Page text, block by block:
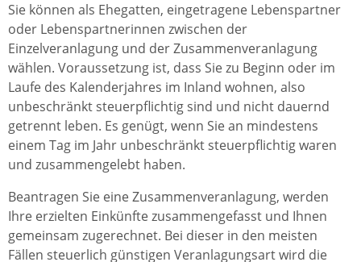
Sie können als Ehegatten, eingetragene Lebenspartner
oder Lebenspartnerinnen zwischen der
Einzelveranlagung und der Zusammenveranlagung
wählen. Voraussetzung ist, dass Sie zu Beginn oder im
Laufe des Kalenderjahres im Inland wohnen, also
unbeschränkt steuerpflichtig sind und nicht dauernd
getrennt leben. Es genügt, wenn Sie an mindestens
einem Tag im Jahr unbeschränkt steuerpflichtig waren
und zusammengelebt haben.
Beantragen Sie eine Zusammenveranlagung, werden
Ihre erzielten Einkünfte zusammengefasst und Ihnen
gemeinsam zugerechnet. Bei dieser in den meisten
Fällen steuerlich günstigen Veranlagungsart wird die